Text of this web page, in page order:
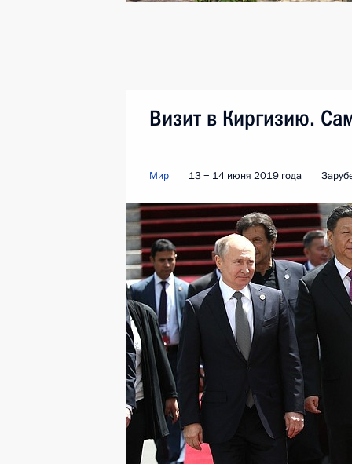
Визит в Киргизию.
Мир 13 − 14 июня 2019 года